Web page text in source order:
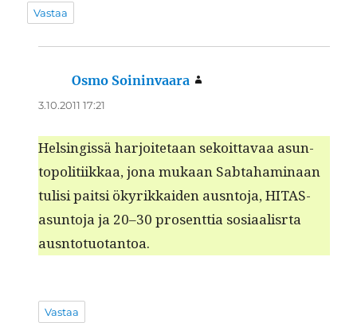
Vastaa
Osmo Soininvaara
3.10.2011 17:21
Helsingis­sä har­joite­taan sekoit­tavaa asun­
topoli­ti­ikkaa, jona mukaan Sab­ta­ham­i­naan
tulisi pait­si ökyrikkaiden aus­nto­ja, HITAS-
asun­to­ja ja 20–30 pros­ent­tia sosi­aal­is­r­ta
ausntotuotantoa.
Vastaa